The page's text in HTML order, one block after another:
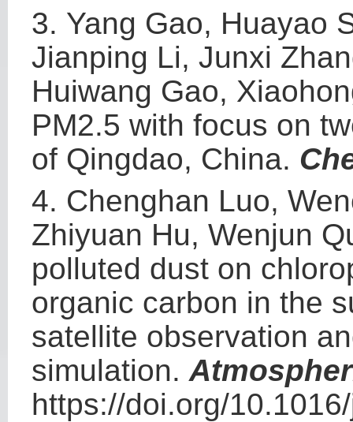
3. Yang Gao, Huayao
Jianping Li, Junxi
Huiwang Gao,
PM2.5 with focus on
of Qingdao, China.
4. Chenghan Luo,
Zhiyuan Hu, Wenjun
polluted dust on
organic carbon in the
satellite observation
simulation.
https://doi.org/